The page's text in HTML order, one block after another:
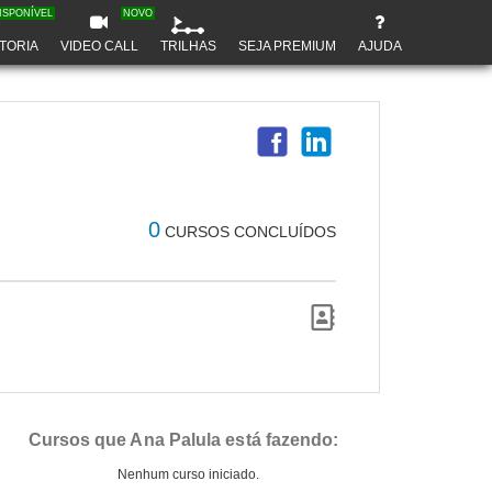
VIDEO CALL
NOVO
TRILHAS SEJA PREMIUM AJUDA
0 CURSOS CONCLUÍDOS
Cursos que Ana Palula está fazendo:
Nenhum curso iniciado.